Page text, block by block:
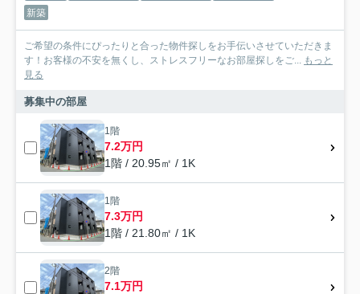
新築
ご希望の条件にぴったりと合った物件探しをお手伝いさせていただきま
す！お客様の不安を無くし、ストレスフリーなお部屋探しをご... もっと
見る
募集中の部屋
1階
7.2万円
1階 / 20.95㎡ / 1K
1階
7.3万円
1階 / 21.80㎡ / 1K
2階
7.1万円